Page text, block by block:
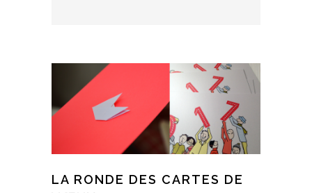
LA RONDE DES CARTES DE